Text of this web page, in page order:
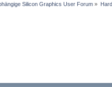
Silicon Graphics User Forum »